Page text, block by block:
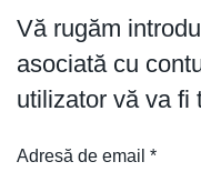
Vă rugăm
asociată cu
utilizator vă va fi
Adresă de email *